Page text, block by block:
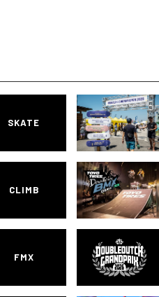
SKATE
CLIMB
FMX